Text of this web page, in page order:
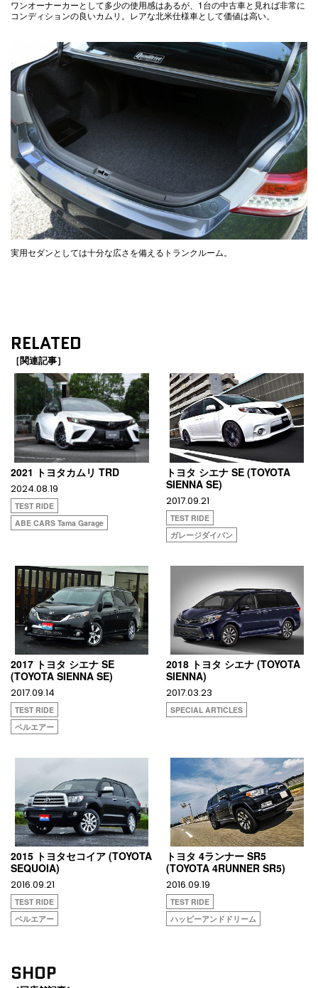
ワンオーナーカーとして多少の使用感はあるが、1台の中古車と見れば非常に
コンディションの良いカムリ。レアな北米仕様車として価値は高い。
実用セダンとしては十分な広さを備えるトランクルーム。
RELATED
［関連記事］
2021 トヨタカムリ TRD
2024.08.19
TEST RIDE
ABE CARS Tama Garage
トヨタ シエナ SE (TOYOTA
SIENNA SE)
2017.09.21
TEST RIDE
ガレージダイバン
2017 トヨタ シエナ SE
(TOYOTA SIENNA SE)
2017.09.14
TEST RIDE
ベルエアー
2018 トヨタ シエナ (TOYOTA
SIENNA)
2017.03.23
SPECIAL ARTICLES
2015 トヨタセコイア (TOYOTA
SEQUOIA)
2016.09.21
TEST RIDE
ベルエアー
トヨタ 4ランナー SR5
(TOYOTA 4RUNNER SR5)
2016.09.19
TEST RIDE
ハッピーアンドドリーム
SHOP